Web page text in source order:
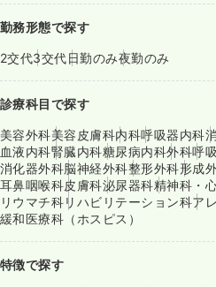
勤務形態で探す
2交代3交代日勤のみ夜勤のみ
診療科目で探す
美容外科美容皮膚科内科呼吸器内科
血液内科腎臓内科糖尿病内科外科呼
消化器外科脳神経外科整形外科形成
耳鼻咽喉科皮膚科泌尿器科精神科・
リウマチ科リハビリテーション科ア
緩和医療科（ホスピス）
特徴で探す